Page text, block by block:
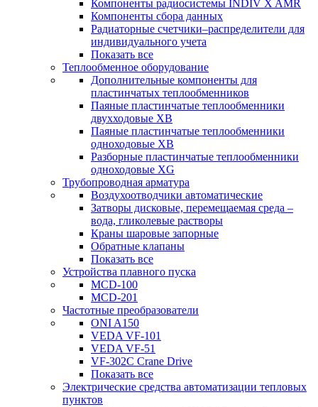
Компоненты радиосистемы INDIV X AMR
Компоненты сбора данных
Радиаторные счетчики–распределители для
индивидуального учета
Показать все
Теплообменное оборудование
Дополнительные компоненты для
пластинчатых теплообменников
Паяные пластинчатые теплообменники
двухходовые XB
Паяные пластинчатые теплообменники
одноходовые ХВ
Разборные пластинчатые теплообменники
одноходовые ХG
Трубопроводная арматура
Воздухоотводчики автоматические
Затворы дисковые, перемещаемая среда –
вода, гликолевые растворы
Краны шаровые запорные
Обратные клапаны
Показать все
Устройства плавного пуска
MCD-100
MCD-201
Частотные преобразователи
ONI A150
VEDA VF-101
VEDA VF-51
VF-302C Crane Drive
Показать все
Электрические средства автоматизации тепловых
пунктов